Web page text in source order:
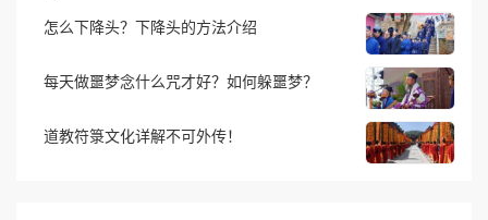
怎么下降头？下降头的方法介绍
每天做噩梦念什么咒才好？如何躲噩梦？
道教符箓文化详解不可外传！